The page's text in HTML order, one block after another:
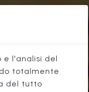
l'analisi del
totalmente
del tutto